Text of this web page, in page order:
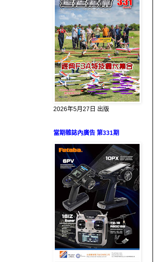
2026年5月27日 出版
當期雜誌內廣告 第331期